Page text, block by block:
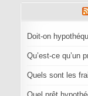
Doit-on
Qu’est-ce qu’un
Quels sont les